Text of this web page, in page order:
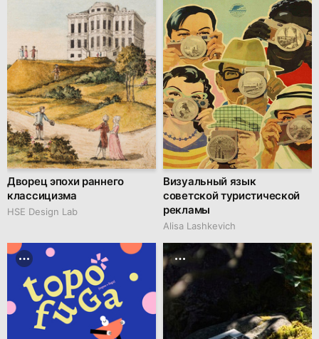
Дворец эпохи раннего
классицизма
HSE Design Lab
Визуальный язык
советской туристической
рекламы
Alisa Lashkevich